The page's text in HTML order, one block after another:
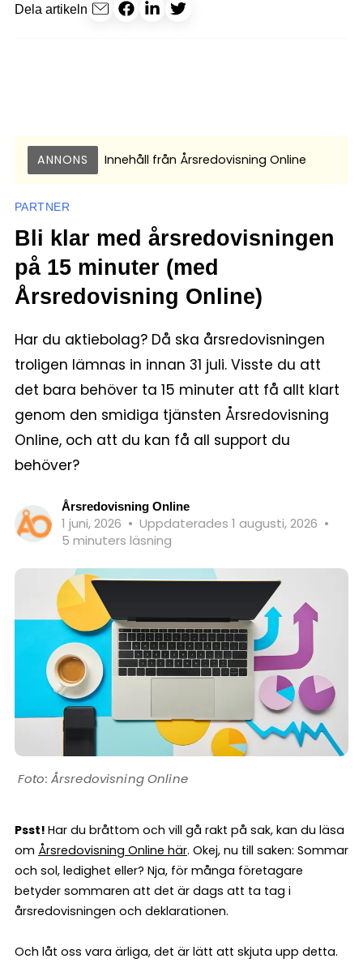
Dela artikeln
ANNONS Innehåll från Årsredovisning Online
PARTNER
Bli klar med årsredovisningen
på 15 minuter (med
Årsredovisning Online)
Har du aktiebolag? Då ska årsredovisningen
troligen lämnas in innan 31 juli. Visste du att
det bara behöver ta 15 minuter att få allt klart
genom den smidiga tjänsten Årsredovisning
Online, och att du kan få all support du
behöver?
Årsredovisning Online
1 juni, 2026 • Uppdaterades 1 augusti, 2026 •
5 minuters läsning
Årsredovisning Online
Psst! Har du bråttom och vill gå rakt på sak, kan du läsa
om Årsredovisning Online här. Okej, nu till saken: Sommar
och sol, ledighet eller? Nja, för många företagare
betyder sommaren att det är dags att ta tag i
årsredovisningen och deklarationen.
Och låt oss vara ärliga, det är lätt att skjuta upp detta.